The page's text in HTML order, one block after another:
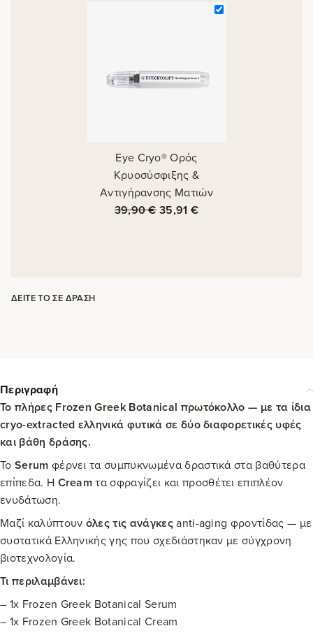
Eye Cryo® Ορός
Κρυοσύσφιξης &
Αντιγήρανσης Ματιών
39,90€35,91€
ΔΕΊΤΕ ΤΟ ΣΕ ΔΡΆΣΗ
Περιγραφή
Το πλήρες Frozen Greek Botanical πρωτόκολλο — με τα ίδια
cryo-extracted ελληνικά φυτικά σε δύο διαφορετικές υφές
και βάθη δράσης.
Το Serum φέρνει τα συμπυκνωμένα δραστικά στα βαθύτερα
επίπεδα. Η Creamτα σφραγίζει και προσθέτει επιπλέον
ενυδάτωση.
Μαζί καλύπτουν όλες τις ανάγκεςanti-aging φροντίδας — με
συστατικά Ελληνικής γης που σχεδιάστηκαν με σύγχρονη
βιοτεχνολογία.
Τι περιλαμβάνει:
– 1x Frozen Greek Botanical Serum
– 1x Frozen Greek Botanical Cream